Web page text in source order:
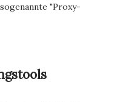
"Proxy-